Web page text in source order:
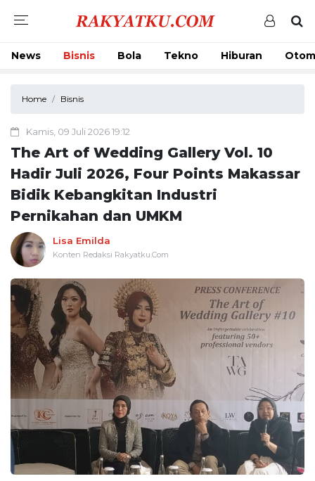
News Bisnis Bola Tekno Hiburan
Home Bisnis
Kamis, 09 Juli 2026 19:12
The Art of Wedding Gallery Vol. 10
Hadir Juli 2026, Four Points Makassar
Bidik Kebangkitan Industri
Pernikahan dan UMKM
Lisa Emilda
Konten Redaksi Rakyatku.Com